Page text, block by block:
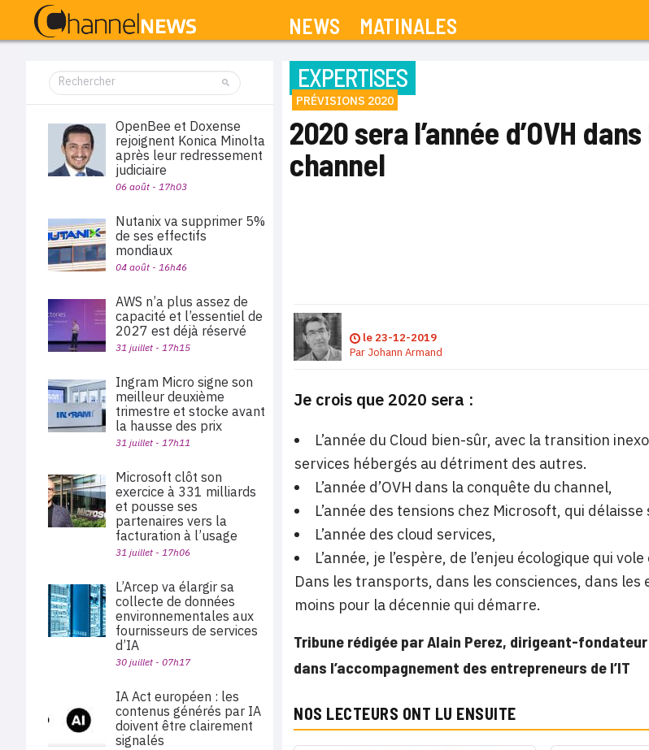
NEWS MATINALES
EXPERTISES
PRÉVISIONS 2020
2020 sera l’année d’OVH
channel
le 23-12-2019
Par Johann Armand
Je crois que 2020 sera :
L’année du Cloud bien-sûr, avec la transition
services hébergés au détriment des autres.
L’année d’OVH dans la conquête du channel,
L’année des tensions chez Microsoft, qui
L’année des cloud services,
L’année, je l’espère, de l’enjeu écologique qui
Dans les transports, dans les consciences, dans les
moins pour la décennie qui démarre.
Tribune rédigée par Alain Perez, dirigeant-
dans l’accompagnement des entrepreneurs de l’IT
NOS LECTEURS ONT LU ENSUITE
OpenBee et Doxense
rejoignent Konica Minolta
après leur redressement
judiciaire
06 août - 17h03
Nutanix va supprimer 5%
de ses effectifs
mondiaux
04 août - 16h46
AWS n’a plus assez de
capacité et l’essentiel de
2027 est déjà réservé
31 juillet - 17h15
Ingram Micro signe son
meilleur deuxième
trimestre et stocke avant
la hausse des prix
31 juillet - 17h11
Microsoft clôt son
exercice à 331 milliards
et pousse ses
partenaires vers la
facturation à l’usage
31 juillet - 17h06
L’Arcep va élargir sa
collecte de données
environnementales aux
fournisseurs de services
d’IA
30 juillet - 07h17
IA Act européen : les
contenus générés par IA
doivent être clairement
signalés